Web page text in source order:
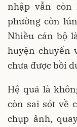
nhập vẫn
phường còn
Nhiều cán bộ
huyện chuyển
chưa được bồi
Hệ quả là
còn sai sót về
chụp ảnh,